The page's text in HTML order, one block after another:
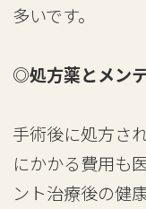
多いです。
◎処方薬とメン
手術後に処方さ
にかかる費用も
ント治療後の健